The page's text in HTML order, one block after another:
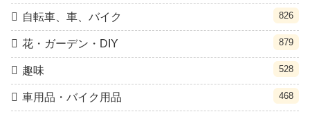
自転車、車、バイク 826
花・ガーデン・DIY 879
趣味 528
車用品・バイク用品 468